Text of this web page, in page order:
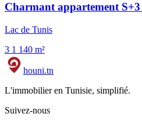
Charmant appartement
Lac de Tunis
3 1 140 m²
houni.tn
L'immobilier en Tunisie, simplifié.
Suivez-nous